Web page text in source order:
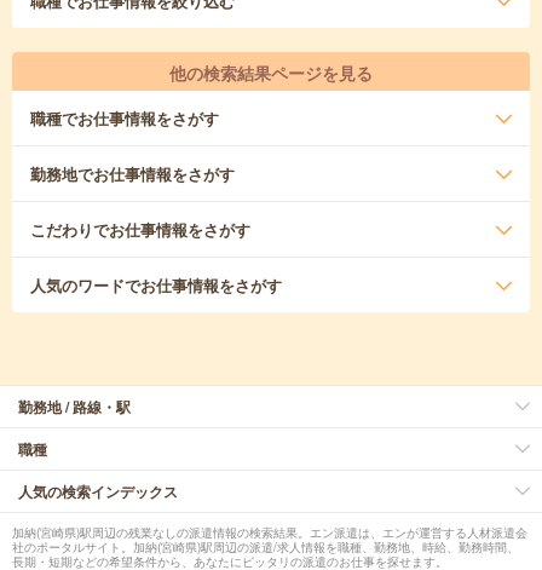
他の検索結果ページを見る
職種でお仕事情報をさがす
勤務地でお仕事情報をさがす
こだわりでお仕事情報をさがす
人気のワードでお仕事情報をさがす
勤務地 / 路線・駅
職種
人気の検索インデックス
加納(宮崎県)駅周辺の残業なしの派遣情報の検索結果。エン派遣は、エンが運営する人材派遣会
社のポータルサイト。加納(宮崎県)駅周辺の派遣/求人情報を職種、勤務地、時給、勤務時間、
長期・短期などの希望条件から、あなたにピッタリの派遣のお仕事を探せます。